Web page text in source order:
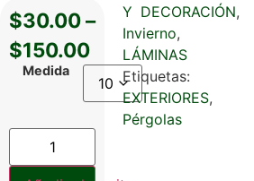
$30.00–
$150.00
Medida
Y DECORACIÓN,
Invierno,
LÁMINAS
Etiquetas:
EXTERIORES,
Pérgolas